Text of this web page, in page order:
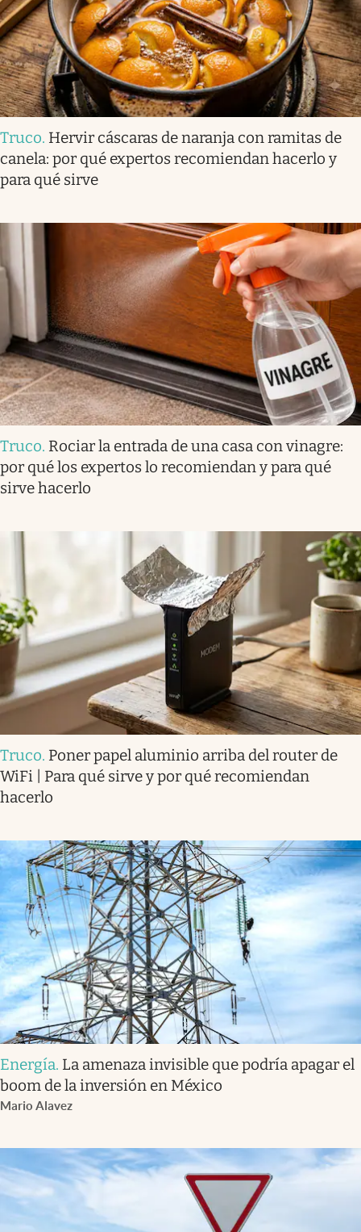
Truco. Hervir cáscaras de naranja con ramitas de
canela: por qué expertos recomiendan hacerlo y
para qué sirve
Truco. Rociar la entrada de una casa con vinagre:
por qué los expertos lo recomiendan y para qué
sirve hacerlo
Truco. Poner papel aluminio arriba del router de
WiFi | Para qué sirve y por qué recomiendan
hacerlo
Energía. La amenaza invisible que podría apagar el
boom de la inversión en México
Mario Alavez